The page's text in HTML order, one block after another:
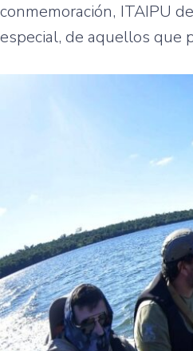
conmemoración, ITAIPU
especial, de aquellos que